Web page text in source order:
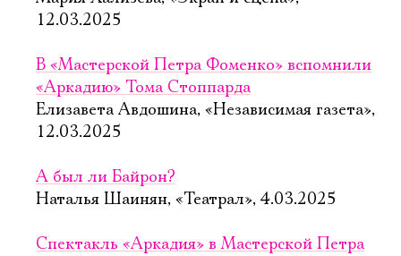
12.03.2025
В «Мастерской Петра Фоменко» вспомнили
«Аркадию» Тома Стоппарда
Елизавета Авдошина, «Независимая газета»,
12.03.2025
А был ли Байрон?
Наталья Шаинян, «Театрал», 4.03.2025
Спектакль «Аркадия» в Мастерской Петра